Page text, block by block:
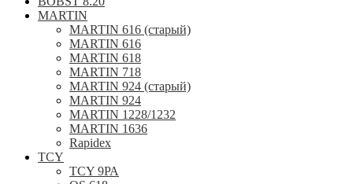
MARTIN
MARTIN 616 (старый)
MARTIN 616
MARTIN 618
MARTIN 718
MARTIN 924 (старый)
MARTIN 924
MARTIN 1228/1232
MARTIN 1636
Rapidex
TCY
TCY 9РА